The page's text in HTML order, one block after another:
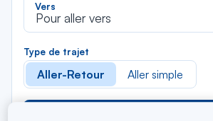
Vers
Pour aller vers
Type de trajet
Aller-Retour Aller simple